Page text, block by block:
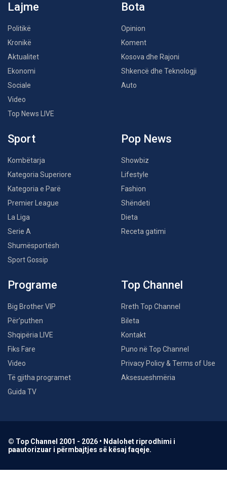
Lajme
Politikë
Kronikë
Aktualitet
Ekonomi
Sociale
Video
Top News LIVE
Bota
Opinion
Koment
Kosova dhe Rajoni
Shkencë dhe Teknologji
Auto
Sport
Kombëtarja
Kategoria Superiore
Kategoria e Parë
Premier League
La Liga
Serie A
Shumësportësh
Sport Gossip
Pop News
Showbiz
Lifestyle
Fashion
Shëndeti
Dieta
Receta gatimi
Programe
Big Brother VIP
Për’puthen
Shqipëria LIVE
Fiks Fare
Video
Të gjitha programet
Guida TV
Top Channel
Rreth Top Channel
Bileta
Kontakt
Puno në Top Channel
Privacy Policy & Terms of Use
Aksesueshmëria
© Top Channel 2001 - 2026 • Ndalohet riprodhimi i
paautorizuar i përmbajtjes së kësaj faqeje.